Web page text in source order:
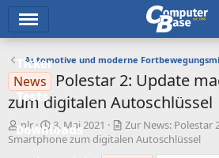
Ticker
Tests
Downloads
Automotive und moderne
News
Polestar 2: Update
zum digitalen Autoschlüssel
E
r
nlr
E
r
3. Mai 2021
Zur News: Polestar
Smartphone zum digitalen Autoschlüssel